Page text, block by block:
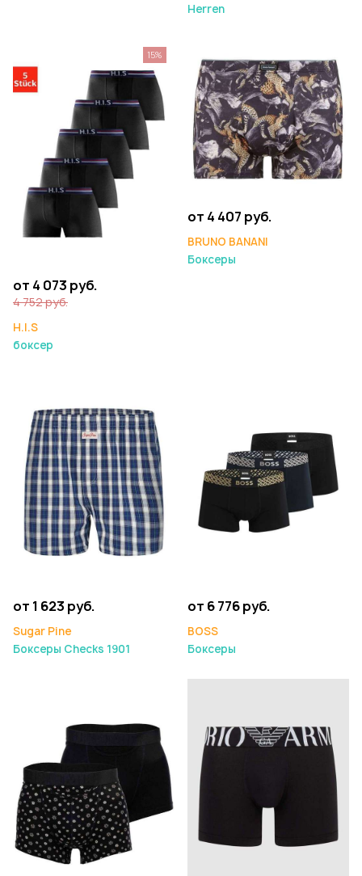
Herren
от 4 073 руб.
4 752 руб.
H.I.S
боксер
15%
от 4 407 руб.
BRUNO BANANI
Боксеры
от 1 623 руб.
Sugar Pine
Боксеры Checks 1901
от 6 776 руб.
BOSS
Боксеры